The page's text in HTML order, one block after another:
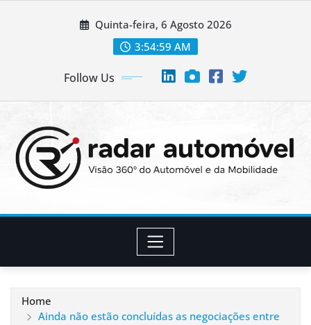
Quinta-feira, 6 Agosto 2026
3:55:00 AM
Follow Us
Home
Ainda não estão concluídas as negociações entre